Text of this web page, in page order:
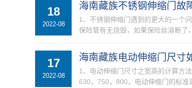
18
2022-08
海南藏族不锈钢伸缩门故
1、不锈钢伸缩门遇到的更大的一个
保险管有无烧毁，如果保险丝溶断了
17
2022-08
海南藏族电动伸缩门尺寸
1、电动伸缩门尺寸之宽高的计算方
630，750，800，电动伸缩门的标